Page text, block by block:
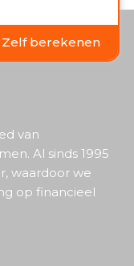
Zelf berekenen
van
Al sinds 1995
waardoor we
op financieel